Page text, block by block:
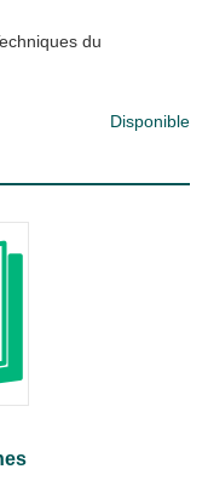
du
Disponible